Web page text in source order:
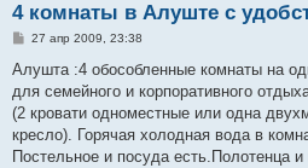
4 комнаты в Алуште с
С
о
б
щ
е
и
е
27 апр 2009, 23:38
Алушта :4 обособленные комнаты на
для семейного и корпоративного
(2 кровати одноместные или одна
кресло). Горячая холодная вода в
Постельное и посуда есть.Полотенца